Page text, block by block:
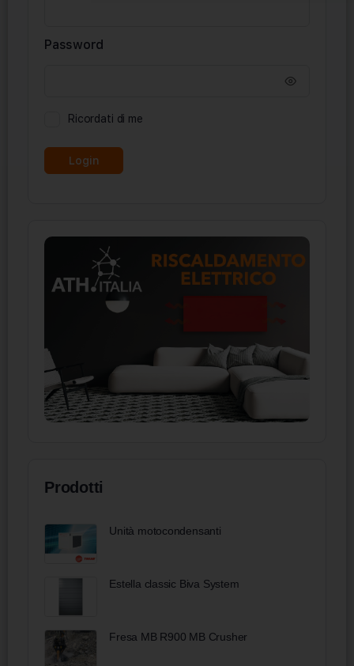
Password
Ricordati di me
Prodotti
Unità motocondensanti
Estella classic Biva System
Fresa MB R900 MB Crusher